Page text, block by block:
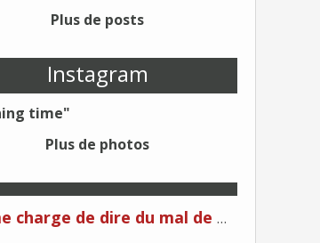
Plus de posts
Instagram
time"
Plus de photos
de dire du mal de moi... Quand on me critique... C'est du plagiat ! "